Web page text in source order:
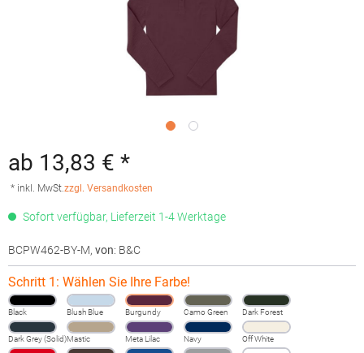
ab 13,83 € *
* inkl. MwSt.zzgl. Versandkosten
Sofort verfügbar, Lieferzeit 1-4 Werktage
BCPW462-BY-M, von: B&C
Schritt 1: Wählen Sie Ihre Farbe!
Black Blush Blue Burgundy Camo Green Dark Forest
Dark Grey (Solid)Mastic Meta Lilac Navy Off White